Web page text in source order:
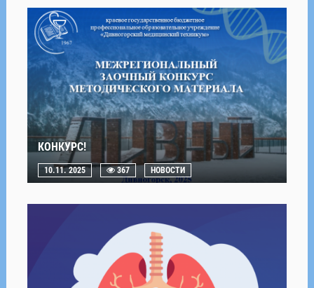
КОНКУРС!
10.11. 2025 367 НОВОСТИ